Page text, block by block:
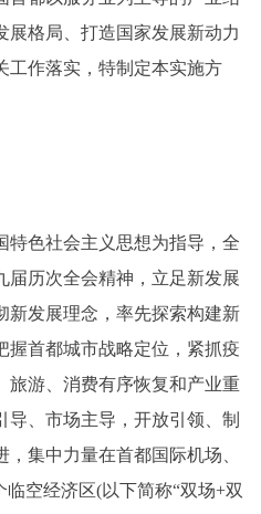
回到顶部
展格局、打造国家发展新动力
工作落实，特制定本实施方
色社会主义思想为指导，全
届历次全会精神，立足新发展
新发展理念，率先探索构建新
握首都城市战略定位，紧抓疫
旅游、消费有序恢复和产业重
、市场主导，开放引领、制
集中力量在首都国际机场、
空经济区(以下简称“双场+双